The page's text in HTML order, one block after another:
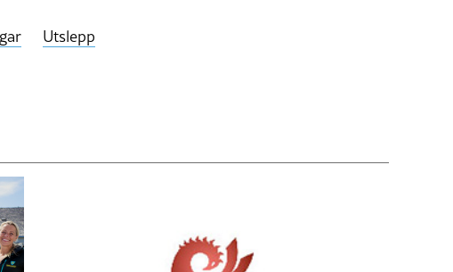
Utslepp